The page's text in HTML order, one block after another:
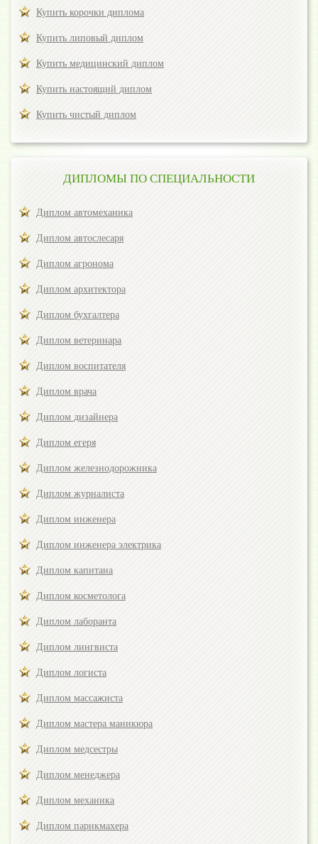
Купить корочки диплома
Купить липовый диплом
Купить медицинский диплом
Купить настоящий диплом
Купить чистый диплом
ДИПЛОМЫ ПО СПЕЦИАЛЬНОСТИ
Диплом автомеханика
Диплом автослесаря
Диплом агронома
Диплом архитектора
Диплом бухгалтера
Диплом ветеринара
Диплом воспитателя
Диплом врача
Диплом дизайнера
Диплом егеря
Диплом железнодорожника
Диплом журналиста
Диплом инженера
Диплом инженера электрика
Диплом капитана
Диплом косметолога
Диплом лаборанта
Диплом лингвиста
Диплом логиста
Диплом массажиста
Диплом мастера маникюра
Диплом медсестры
Диплом менеджера
Диплом механика
Диплом парикмахера